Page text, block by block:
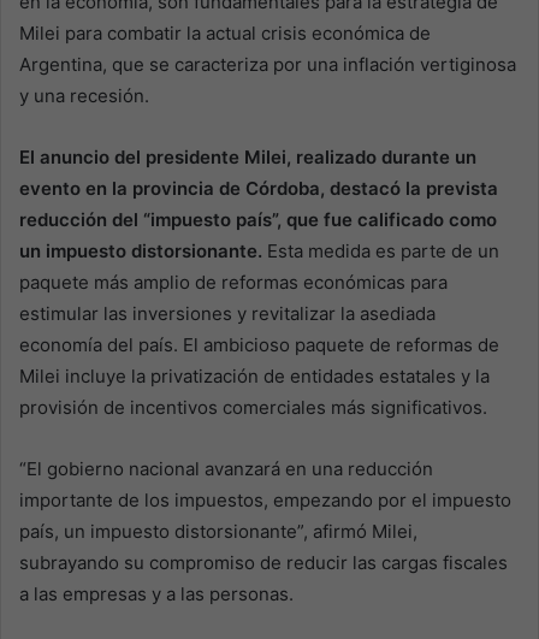
Milei para combatir la actual crisis económica de
Argentina, que se caracteriza por una inflación vertiginosa
y una recesión.
El anuncio del presidente Milei, realizado durante un
evento en la provincia de Córdoba, destacó la prevista
reducción del “impuesto país”, que fue calificado como
un impuesto distorsionante. Esta medida es parte de un
paquete más amplio de reformas económicas para
estimular las inversiones y revitalizar la asediada
economía del país. El ambicioso paquete de reformas de
Milei incluye la privatización de entidades estatales y la
provisión de incentivos comerciales más significativos.
“El gobierno nacional avanzará en una reducción
importante de los impuestos, empezando por el impuesto
país, un impuesto distorsionante”, afirmó Milei,
subrayando su compromiso de reducir las cargas fiscales
a las empresas y a las personas.